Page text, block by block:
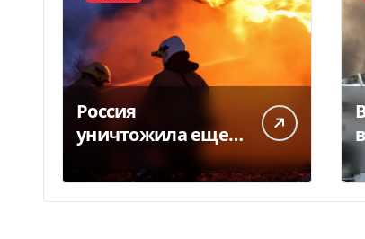
Россия
уничтожила еще
более 100 тысяч
книг BookChef: что
произошло